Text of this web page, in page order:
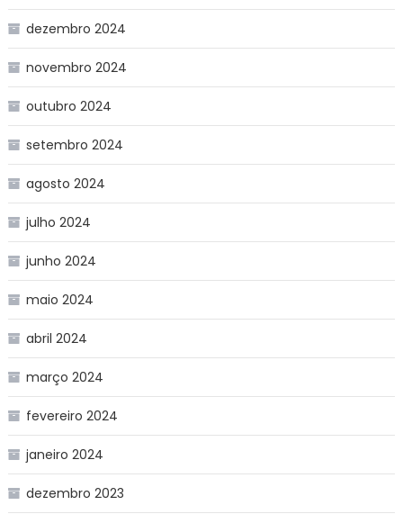
dezembro 2024
novembro 2024
outubro 2024
setembro 2024
agosto 2024
julho 2024
junho 2024
maio 2024
abril 2024
março 2024
fevereiro 2024
janeiro 2024
dezembro 2023